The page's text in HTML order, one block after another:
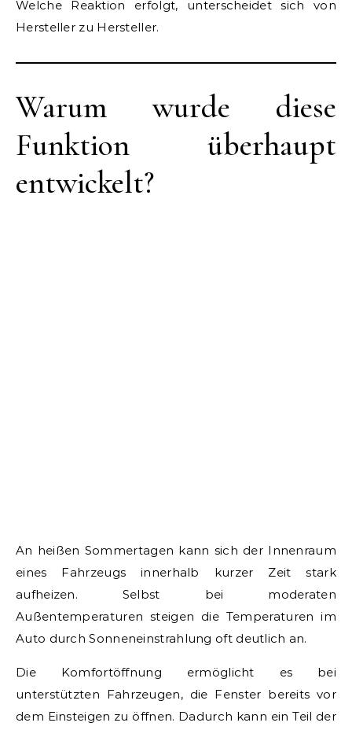
Welche Reaktion erfolgt, unterscheidet sich von
Hersteller zu Hersteller.
Warum wurde diese
Funktion überhaupt
entwickelt?
An heißen Sommertagen kann sich der Innenraum
eines Fahrzeugs innerhalb kurzer Zeit stark
aufheizen. Selbst bei moderaten
Außentemperaturen steigen die Temperaturen im
Auto durch Sonneneinstrahlung oft deutlich an.
Die Komfortöffnung ermöglicht es bei
unterstützten Fahrzeugen, die Fenster bereits vor
dem Einsteigen zu öffnen. Dadurch kann ein Teil der